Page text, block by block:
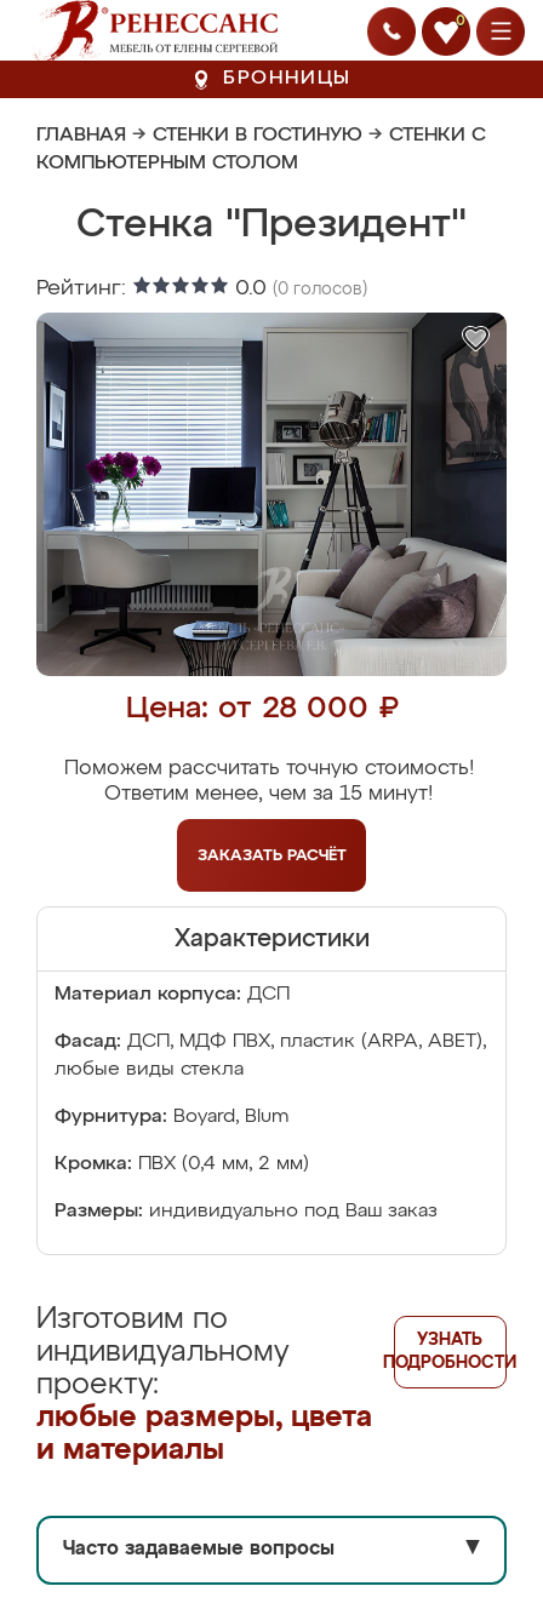
0
БРОННИЦЫ
ГЛАВНАЯ → СТЕНКИ В ГОСТИНУЮ → СТЕНКИ С
КОМПЬЮТЕРНЫМ СТОЛОМ
Стенка "Президент"
Рейтинг: 0.0 (0 голосов)
Цена: от 28 000 ₽
Поможем рассчитать точную стоимость!
Ответим менее, чем за 15 минут!
ЗАКАЗАТЬ РАСЧЁТ
Характеристики
Материал корпуса: ДСП
Фасад: ДСП, МДФ ПВХ, пластик (ARPA, ABET),
любые виды стекла
Фурнитура: Boyard, Blum
Кромка: ПВХ (0,4 мм, 2 мм)
Размеры: индивидуально под Ваш заказ
Изготовим по
индивидуальному
проекту:
любые размеры, цвета
и материалы
УЗНАТЬ
ПОДРОБНОСТИ
Часто задаваемые вопросы ▼